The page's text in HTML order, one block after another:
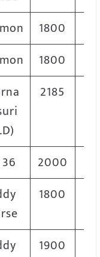
1800
1800
2185
2000
1800
1900